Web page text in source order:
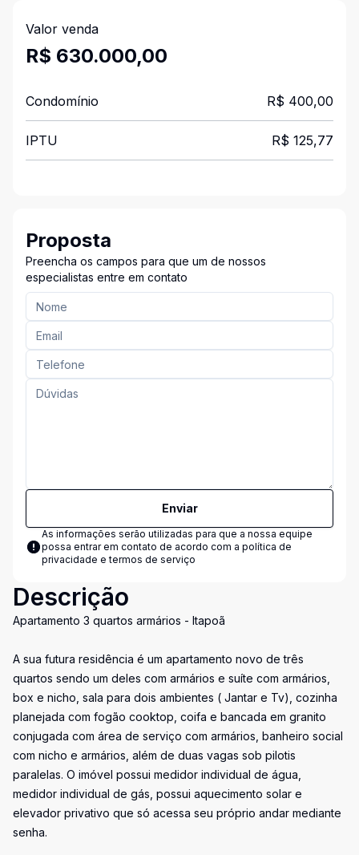
Valor venda
R$ 630.000,00
Condomínio R$ 400,00
IPTU R$ 125,77
Proposta
Preencha os campos para que um de nossos
especialistas entre em contato
Enviar
As informações serão utilizadas para que a nossa equipe
possa entrar em contato de acordo com a política de
privacidade e termos de serviço
Descrição
Apartamento 3 quartos armários - Itapoã
A sua futura residência é um apartamento novo de três
quartos sendo um deles com armários e suíte com armários,
box e nicho, sala para dois ambientes ( Jantar e Tv), cozinha
planejada com fogão cooktop, coifa e bancada em granito
conjugada com área de serviço com armários, banheiro social
com nicho e armários, além de duas vagas sob pilotis
paralelas. O imóvel possui medidor individual de água,
medidor individual de gás, possui aquecimento solar e
elevador privativo que só acessa seu próprio andar mediante
senha.